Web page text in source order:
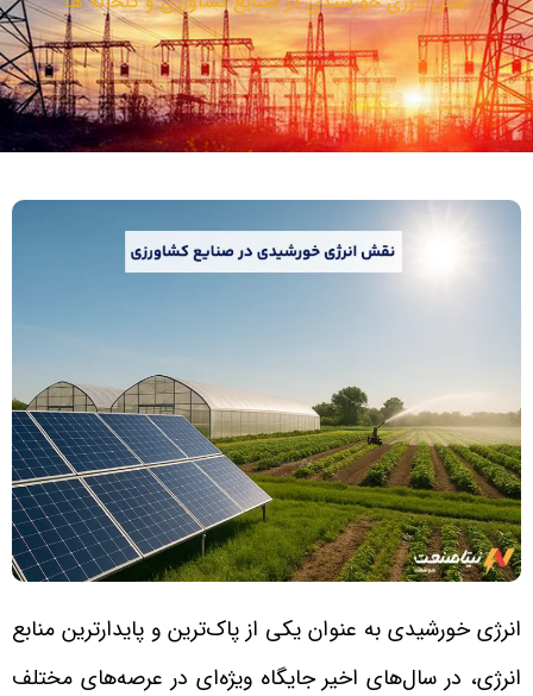
انرژی خورشیدی به عنوان یکی از پاک‌ترین و پایدارترین منابع
انرژی، در سال‌های اخیر جایگاه ویژه‌ای در عرصه‌های مختلف